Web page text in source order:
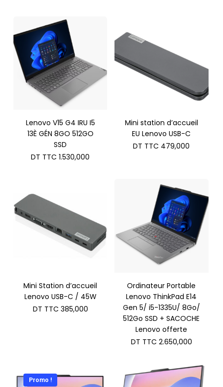
Lenovo V15 G4 IRU I5
13È GÉN 8GO 512GO
SSD
DT TTC 1.530,000
Mini station d’accueil
EU Lenovo USB-C
DT TTC 479,000
Mini Station d’accueil
Lenovo USB-C / 45W
DT TTC 385,000
Ordinateur Portable
Lenovo ThinkPad E14
Gen 5/ i5-1335U/ 8Go/
512Go SSD + SACOCHE
Lenovo offerte
DT TTC 2.650,000
Promo !